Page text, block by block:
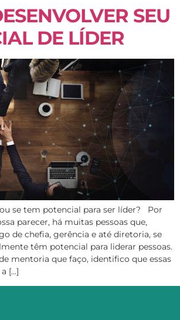
SEU
DE LÍDER
se tem potencial para ser líder? Por
parecer, há muitas pessoas que,
de chefia, gerência e até diretoria, se
têm potencial para liderar pessoas.
mentoria que faço, identifico que essas
[…]